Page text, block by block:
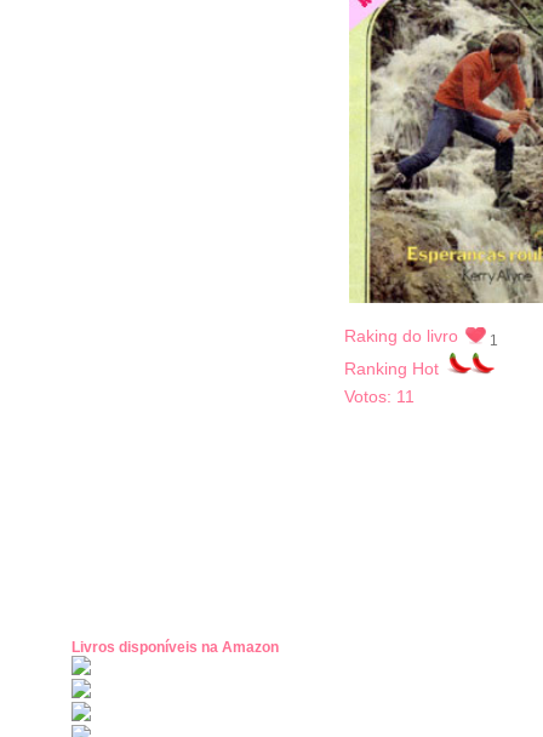
Livros disponíveis na Amazon
Raking do livro 1
Ranking Hot
Votos: 11